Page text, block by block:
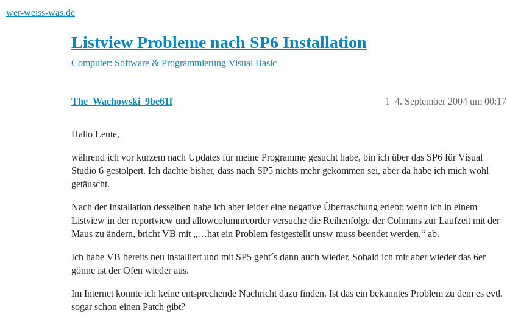
wer-weiss-was.de
Listview Probleme nach SP6 Installation
Computer: Software & Programmierung Visual Basic
The_Wachowski_9be61f 4. September 2004 um 00:17
1
Hallo Leute,
während ich vor kurzem nach Updates für meine Programme gesucht habe, bin ich über das SP6 für Visual
Studio 6 gestolpert. Ich dachte bisher, dass nach SP5 nichts mehr gekommen sei, aber da habe ich mich wohl
getäuscht.
Nach der Installation desselben habe ich aber leider eine negative Überraschung erlebt: wenn ich in einem
Listview in der reportview und allowcolumnreorder versuche die Reihenfolge der Colmuns zur Laufzeit mit der
Maus zu ändern, bricht VB mit „…hat ein Problem festgestellt unsw muss beendet werden.“ ab.
Ich habe VB bereits neu installiert und mit SP5 geht´s dann auch wieder. Sobald ich mir aber wieder das 6er
gönne ist der Ofen wieder aus.
Im Internet konnte ich keine entsprechende Nachricht dazu finden. Ist das ein bekanntes Problem zu dem es evtl.
sogar schon einen Patch gibt?